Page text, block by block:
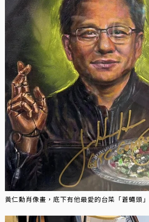
黃仁勳肖像畫，底下有他最愛的台菜「蒼蠅頭